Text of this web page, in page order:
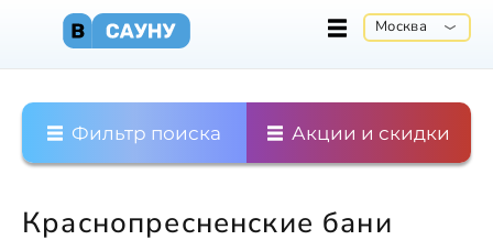
Москва
Фильтр поиска Акции и скидки
Краснопресненские бани